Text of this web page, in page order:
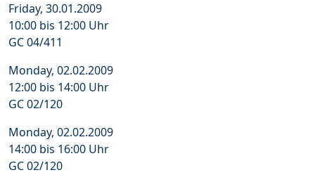
Friday, 30.01.2009
10:00 bis 12:00 Uhr
GC 04/411
Monday, 02.02.2009
12:00 bis 14:00 Uhr
GC 02/120
Monday, 02.02.2009
14:00 bis 16:00 Uhr
GC 02/120